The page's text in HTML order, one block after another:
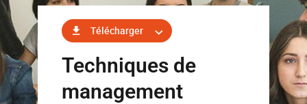
Télécharger
Techniques de
management